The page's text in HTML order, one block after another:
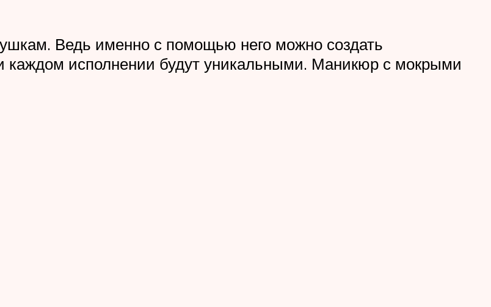
Ведь именно с помощью него можно создать
каждом исполнении будут уникальными. Маникюр с мокрыми